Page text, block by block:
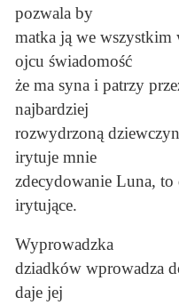
pozwala by
matka ją we wszystkim
ojcu świadomość
że ma syna i patrzy
najbardziej
rozwydrzoną
irytuje mnie
zdecydowanie Luna, to
irytujące.
Wyprowadzka
dziadków wprowadza
daje jej